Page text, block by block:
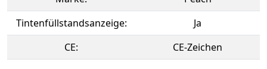
Tintenfüllstandsanzeige:
Ja
CE:
CE-Zeichen